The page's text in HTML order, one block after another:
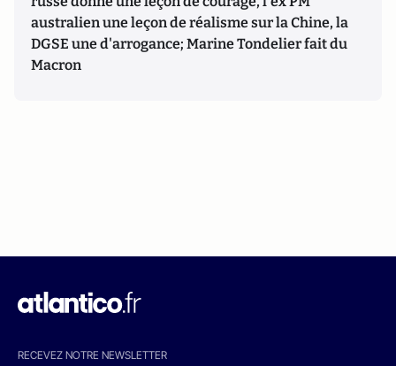
australien une leçon de réalisme sur la Chine, la
DGSE une d'arrogance; Marine Tondelier fait du
Macron
RECEVEZ NOTRE NEWSLETTER